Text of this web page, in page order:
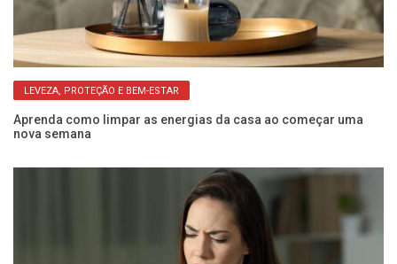
LEVEZA, PROTEÇÃO E BEM-ESTAR
Aprenda como limpar as energias da casa ao começar uma
nova semana